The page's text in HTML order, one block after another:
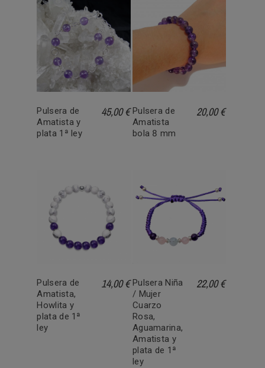
Pulsera de
Amatista y
plata 1ª ley
45,00 € Pulsera de
Amatista
bola 8 mm
20,00 €
Pulsera de
Amatista,
Howlita y
plata de 1ª
ley
14,00 € Pulsera Niña
/ Mujer
Cuarzo
Rosa,
Aguamarina,
Amatista y
plata de 1ª
ley
22,00 €